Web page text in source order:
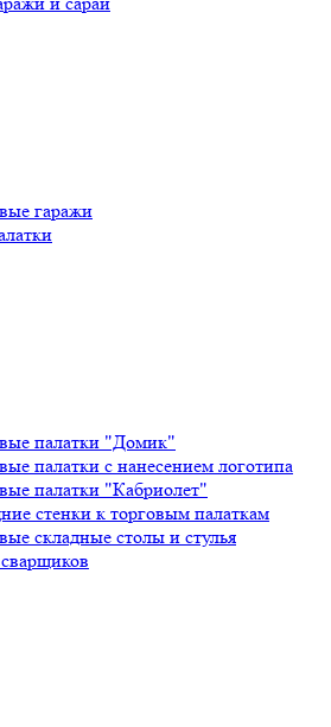
гаражи
палатки "Домик"
палатки с нанесением логотипа
палатки "Кабриолет"
стенки к торговым палаткам
складные столы и стулья